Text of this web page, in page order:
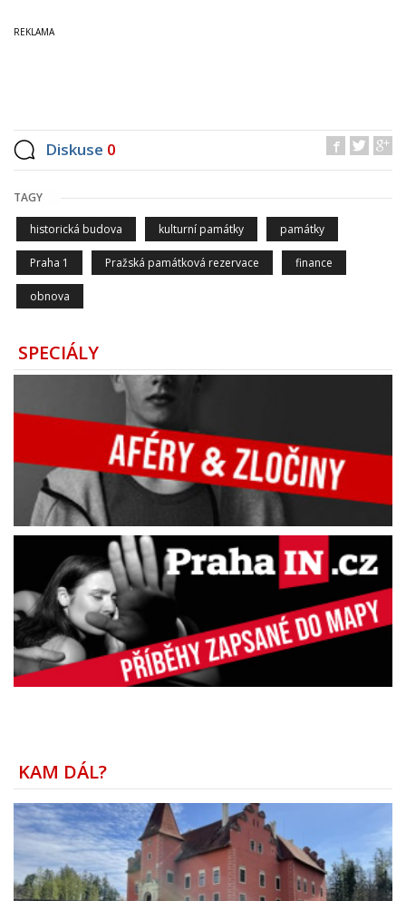
Diskuse 0
TAGY
historická budova kulturní památky památky
Praha 1 Pražská památková rezervace finance
obnova
SPECIÁLY
KAM DÁL?